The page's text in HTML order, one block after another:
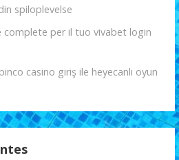
spiloplevelse
complete per il tuo vivabet login
casino giriş ile heyecanlı oyun